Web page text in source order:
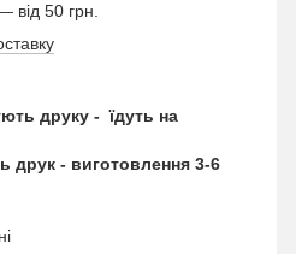
від 50 грн.
друку - їдуть на
друк - виготовлення 3-6